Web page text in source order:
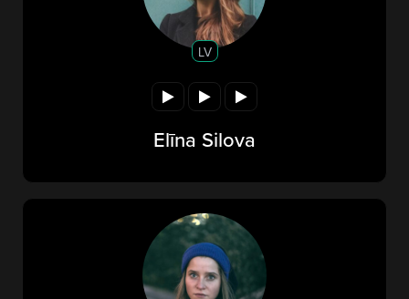
LV
Elīna Silova